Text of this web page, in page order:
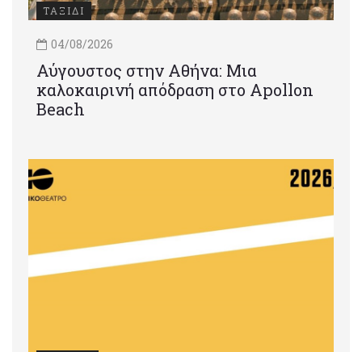
ΤΑΞΙΔΙ
04/08/2026
Αύγουστος στην Αθήνα: Μια
καλοκαιρινή απόδραση στο Apollon
Beach